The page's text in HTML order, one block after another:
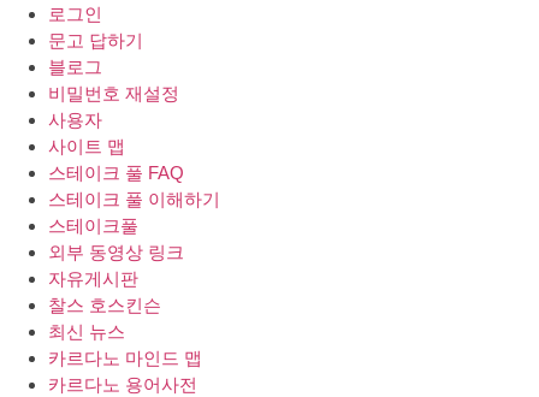
로그인
문고 답하기
블로그
비밀번호 재설정
사용자
사이트 맵
스테이크 풀 FAQ
스테이크 풀 이해하기
스테이크풀
외부 동영상 링크
자유게시판
찰스 호스킨슨
최신 뉴스
카르다노 마인드 맵
카르다노 용어사전